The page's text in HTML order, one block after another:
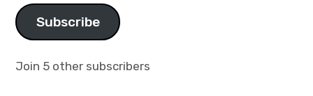
Subscribe
Join 5 other subscribers